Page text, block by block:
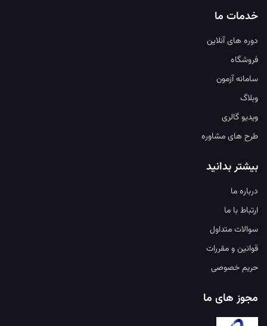
خدمات ما
دوره های آنلاین
فروشگاه
سامانه آزمون
وبلاگ
ویدیو گالری
طرح های مشاوره
بیشتر بدانید
درباره ما
ارتباط با ما
سوالات متداول
قوانین و مقررات
حریم خصوصی
مجوز های ما